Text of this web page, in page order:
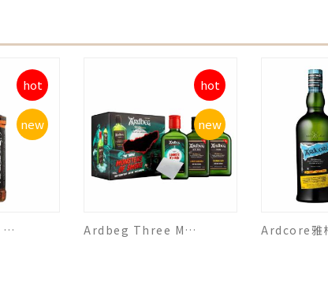
hot
new
JACK DANIEL'S 傑克丹尼田納西威士忌
hot
new
Ardbeg Three Monsters Of Smoke雅柏煙燻野獸組(3款入)